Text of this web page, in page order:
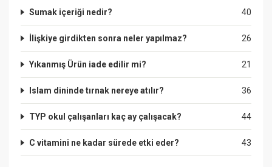
40
Sumak içeriği nedir?
26
İlişkiye girdikten sonra neler yapılmaz?
21
Yıkanmış Ürün iade edilir mi?
36
Islam dininde tırnak nereye atılır?
44
TYP okul çalışanları kaç ay çalışacak?
43
C vitamini ne kadar sürede etki eder?